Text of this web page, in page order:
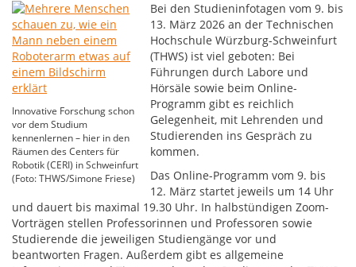
Innovative Forschung schon
vor dem Studium
kennenlernen – hier in den
Räumen des Centers für
Robotik (CERI) in Schweinfurt
(Foto: THWS/Simone Friese)
Bei den Studieninfotagen vom 9. bis
13. März 2026 an der Technischen
Hochschule Würzburg-Schweinfurt
(THWS) ist viel geboten: Bei
Führungen durch Labore und
Hörsäle sowie beim Online-
Programm gibt es reichlich
Gelegenheit, mit Lehrenden und
Studierenden ins Gespräch zu
kommen.
Das Online-Programm vom 9. bis
12. März startet jeweils um 14 Uhr
und dauert bis maximal 19.30 Uhr. In halbstündigen Zoom-
Vorträgen stellen Professorinnen und Professoren sowie
Studierende die jeweiligen Studiengänge vor und
beantworten Fragen. Außerdem gibt es allgemeine